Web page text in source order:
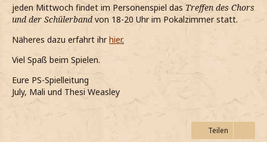
jeden Mittwoch findet im Personenspiel das Treffen des Chors
und der Schülerband von 18-20 Uhr im Pokalzimmer statt.
Näheres dazu erfahrt ihrhier.
Viel Spaß beim Spielen.
Eure PS-Spielleitung
July, Mali und Thesi Weasley
Teilen